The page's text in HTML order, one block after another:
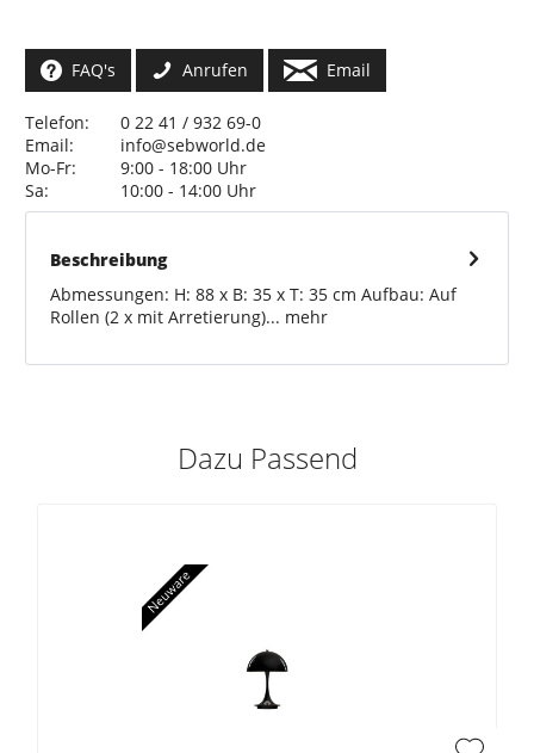
FAQ's Anrufen Email
Telefon:
0 22 41 / 932 69-0
Email:
info@sebworld.de
Mo-Fr:
9:00 - 18:00 Uhr
Sa:
10:00 - 14:00 Uhr
Beschreibung
Abmessungen: H: 88 x B: 35 x T: 35 cm Aufbau: Auf
Rollen (2 x mit Arretierung)... mehr
Dazu Passend